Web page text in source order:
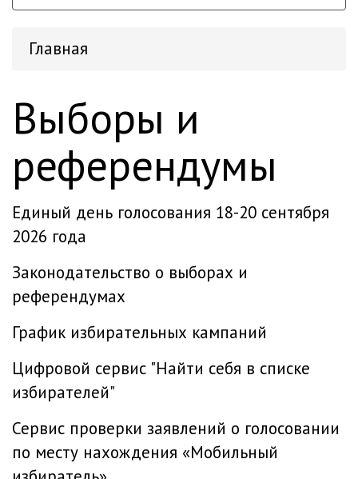
Главная
Выборы и
референдумы
Единый день голосования 18-20 сентября
2026 года
Законодательство о выборах и
референдумах
График избирательных кампаний
Цифровой сервис "Найти себя в списке
избирателей"
Сервис проверки заявлений о голосовании
по месту нахождения «Мобильный